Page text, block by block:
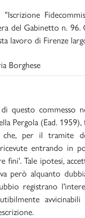
del Gabinetto n.
lavoro di Firenze
Borghese
questo commesso
Pergola (Ead.
che, per il tramite
entrando in
Tale ipotesi,
però alquanto
registrano